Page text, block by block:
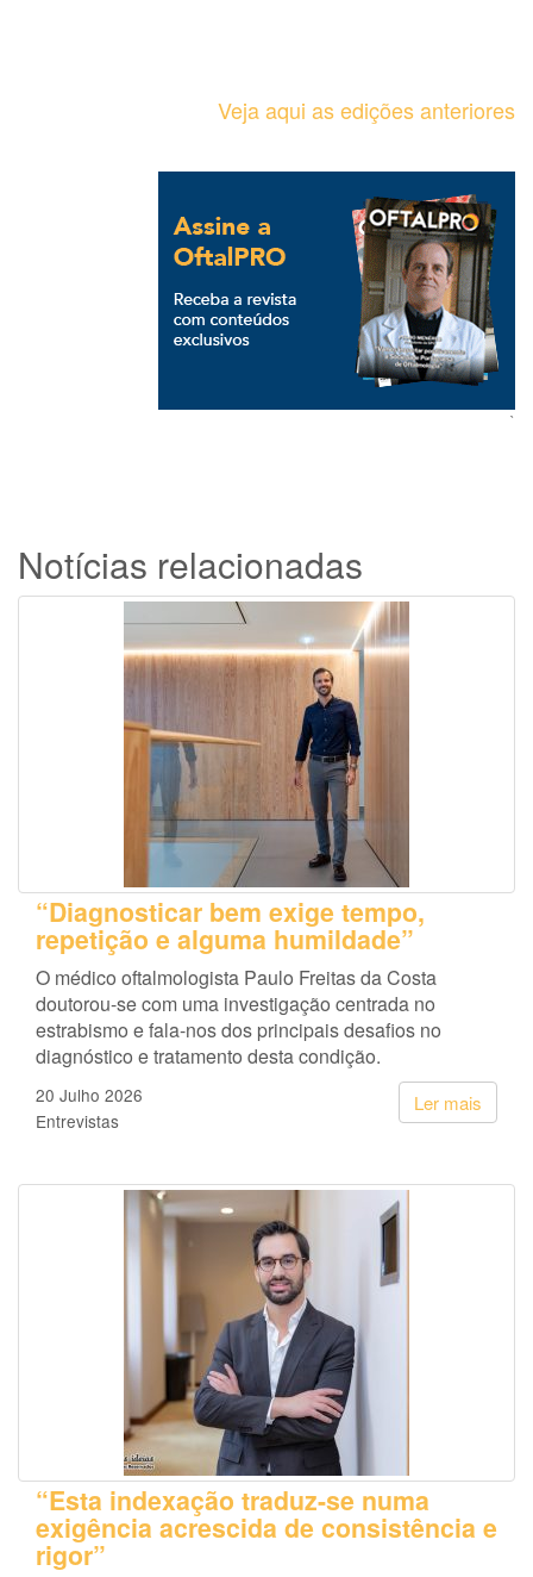
Veja aqui as edições anteriores
`
Notícias relacionadas
“Diagnosticar bem exige tempo,
repetição e alguma humildade”
O médico oftalmologista Paulo Freitas da Costa
doutorou-se com uma investigação centrada no
estrabismo e fala-nos dos principais desafios no
diagnóstico e tratamento desta condição.
Ler mais
20 Julho 2026
Entrevistas
“Esta indexação traduz-se numa
exigência acrescida de consistência e
rigor”